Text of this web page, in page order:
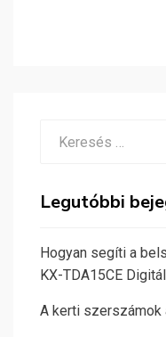
Legutóbbi
Hogyan segíti a
KX-TDA15CE
A kerti szerszámok